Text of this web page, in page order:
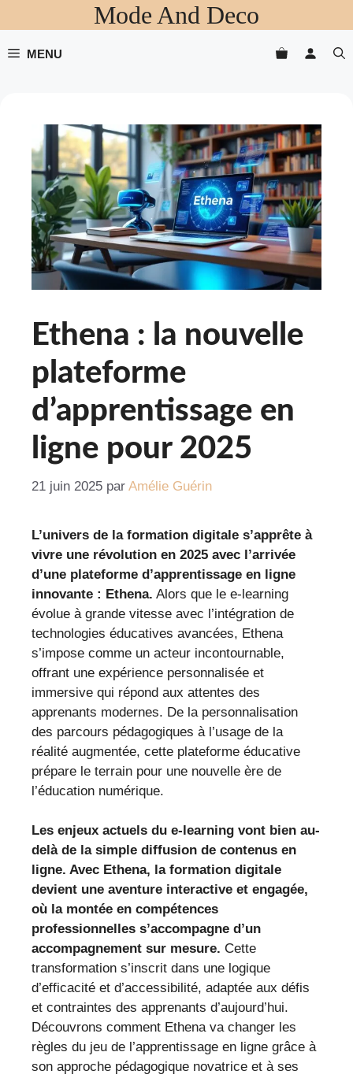
au
contenu
Mode And Deco
MENU
Ethena : la nouvelle
plateforme
d’apprentissage en
ligne pour 2025
21 juin 2025 par Amélie Guérin
L’univers de la formation digitale s’apprête à
vivre une révolution en 2025 avec l’arrivée
d’une plateforme d’apprentissage en ligne
innovante : Ethena. Alors que le e-learning
évolue à grande vitesse avec l’intégration de
technologies éducatives avancées, Ethena
s’impose comme un acteur incontournable,
offrant une expérience personnalisée et
immersive qui répond aux attentes des
apprenants modernes. De la personnalisation
des parcours pédagogiques à l’usage de la
réalité augmentée, cette plateforme éducative
prépare le terrain pour une nouvelle ère de
l’éducation numérique.
Les enjeux actuels du e-learning vont bien au-
delà de la simple diffusion de contenus en
ligne. Avec Ethena, la formation digitale
devient une aventure interactive et engagée,
où la montée en compétences
professionnelles s’accompagne d’un
accompagnement sur mesure. Cette
transformation s’inscrit dans une logique
d’efficacité et d’accessibilité, adaptée aux défis
et contraintes des apprenants d’aujourd’hui.
Découvrons comment Ethena va changer les
règles du jeu de l’apprentissage en ligne grâce à
son approche pédagogique novatrice et à ses